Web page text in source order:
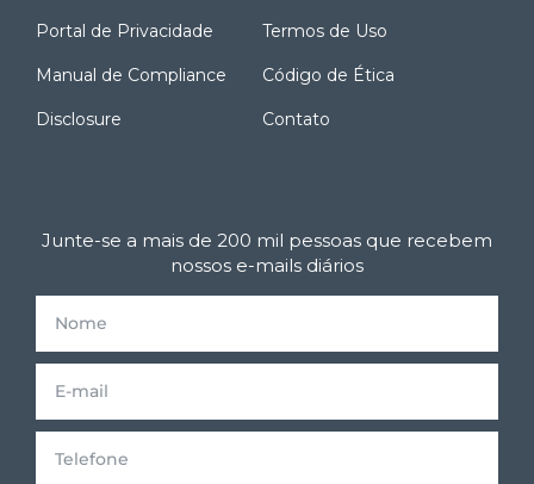
Portal de Privacidade Termos de Uso
Manual de Compliance Código de Ética
Disclosure Contato
Junte-se a mais de 200 mil pessoas que recebem
nossos e-mails diários